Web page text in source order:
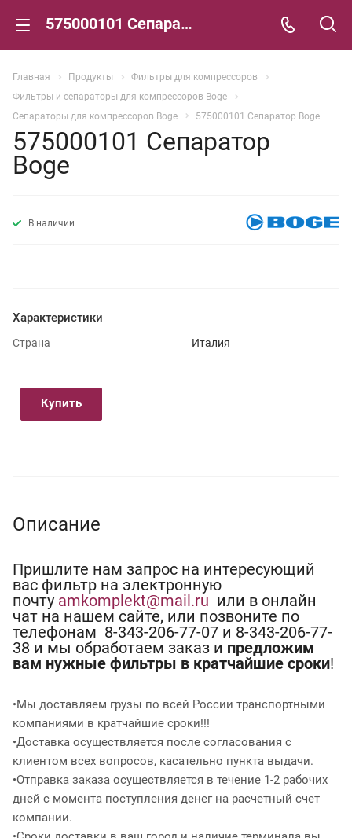
575000101 Сепаратор Boge
Главная Продукты
Фильтры для компрессоров
Фильтры и сепараторы для компрессоров Boge
Сепараторы для компрессоров Boge
575000101 Сепаратор Boge
575000101 Сепаратор
Boge
В наличии
Характеристики
Страна Италия
Купить
Описание
Пришлите нам запрос на интересующий
вас фильтр на электронную
почту amkomplekt@mail.ru или в онлайн
чат на нашем сайте, или позвоните по
телефонам 8-343-206-77-07 и 8-343-206-77-
38 и мы обработаем заказ и предложим
вам нужные фильтры в кратчайшие сроки!
•Мы доставляем грузы по всей России транспортными
компаниями в кратчайшие сроки!!!
•Доставка осуществляется после согласования с
клиентом всех вопросов, касательно пункта выдачи.
•Отправка заказа осуществляется в течение 1-2 рабочих
дней с момента поступления денег на расчетный счет
компании.